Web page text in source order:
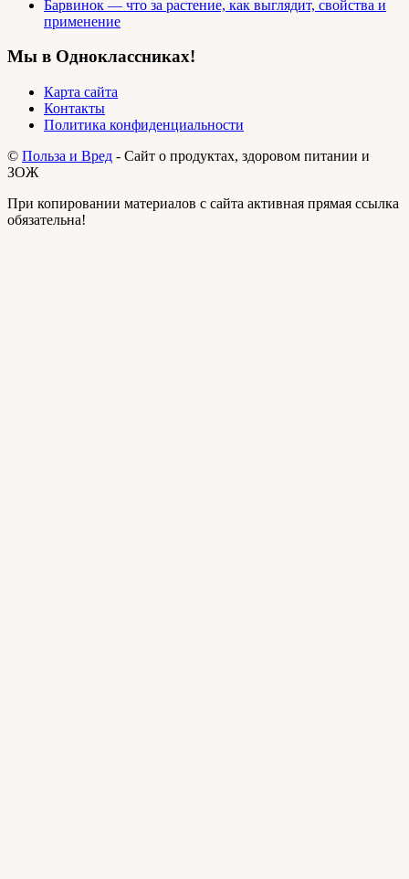
Барвинок — что за растение, как выглядит, свойства и
применение
Мы в Одноклассниках!
Карта сайта
Контакты
Политика конфиденциальности
© Польза и Вред - Сайт о продуктах, здоровом питании и
ЗОЖ
При копировании материалов с сайта активная прямая ссылка
обязательна!